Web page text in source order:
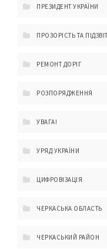
ПРЕЗИДЕНТ УКРАЇНИ
ПРОЗОРІСТЬ ТА
РЕМОНТ ДОРІГ
РОЗПОРЯДЖЕННЯ
УВАГА!
УРЯД УКРАЇНИ
ЦИФРОВІЗАЦІЯ
ЧЕРКАСЬКА ОБЛАСТЬ
ЧЕРКАСЬКИЙ РАЙОН